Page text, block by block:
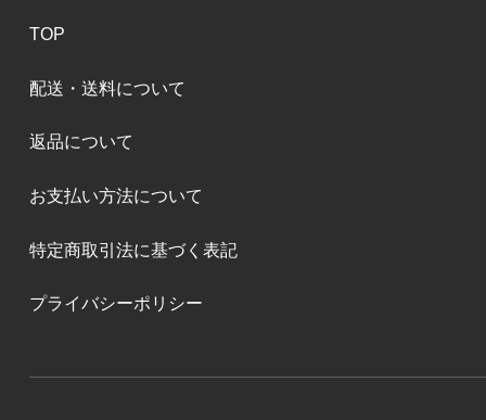
TOP
配送・送料について
返品について
お支払い方法について
特定商取引法に基づく表記
プライバシーポリシー